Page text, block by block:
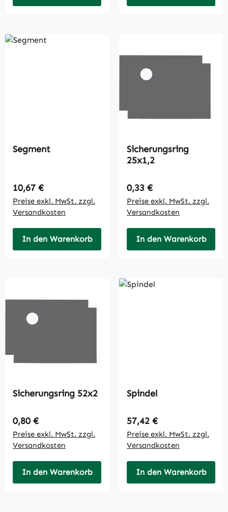
Segment
Regulärer Preis:
10,67 €
Preise exkl. MwSt. zzgl.
Versandkosten
In den Warenkorb
Sicherungsring
25x1,2
Regulärer Preis:
0,33 €
Preise exkl. MwSt. zzgl.
Versandkosten
In den Warenkorb
Sicherungsring 52x2
Regulärer Preis:
0,80 €
Preise exkl. MwSt. zzgl.
Versandkosten
In den Warenkorb
Spindel
Regulärer Preis:
57,42 €
Preise exkl. MwSt. zzgl.
Versandkosten
In den Warenkorb